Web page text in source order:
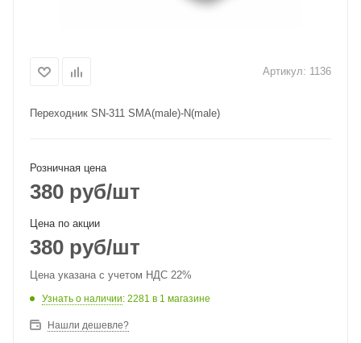
Артикул: 1136
Переходник SN-311 SMA(male)-N(male)
Розничная цена
380 руб/шт
Цена по акции
380 руб/шт
Цена указана с учетом НДС 22%
Узнать о наличии: 2281 в 1 магазине
Нашли дешевле?